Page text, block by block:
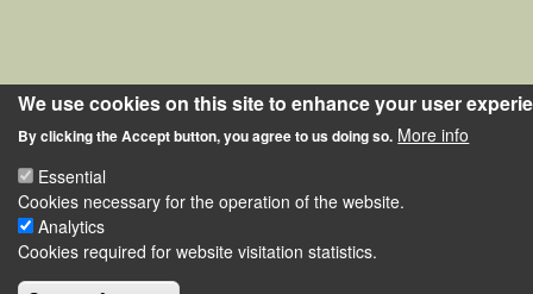
We use cookies on this site to enhance your user
By clicking the Accept button, you agree to us doing so. More info
Essential
Cookies necessary for the operation of the website.
Analytics
Cookies required for website visitation statistics.